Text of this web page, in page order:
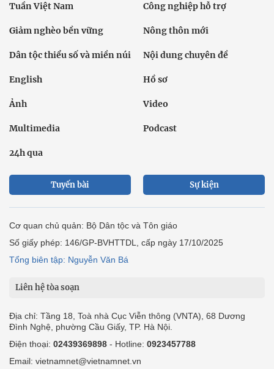
Tuần Việt Nam Công nghiệp hỗ trợ
Giảm nghèo bền vững Nông thôn mới
Dân tộc thiểu số và miền núi Nội dung chuyên đề
English Hồ sơ
Ảnh Video
Multimedia Podcast
24h qua
Tuyến bài Sự kiện
Cơ quan chủ quản: Bộ Dân tộc và Tôn giáo
Số giấy phép: 146/GP-BVHTTDL, cấp ngày 17/10/2025
Tổng biên tập: Nguyễn Văn Bá
Liên hệ tòa soạn
Địa chỉ: Tầng 18, Toà nhà Cục Viễn thông (VNTA), 68 Dương
Đình Nghệ, phường Cầu Giấy, TP. Hà Nội.
Điện thoại: 02439369898 - Hotline: 0923457788
Email: vietnamnet@vietnamnet.vn